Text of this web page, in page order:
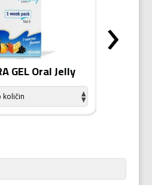
GEL Oral Jelly
›